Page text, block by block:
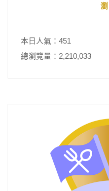
本日人氣：451
總瀏覽量：2,210,033